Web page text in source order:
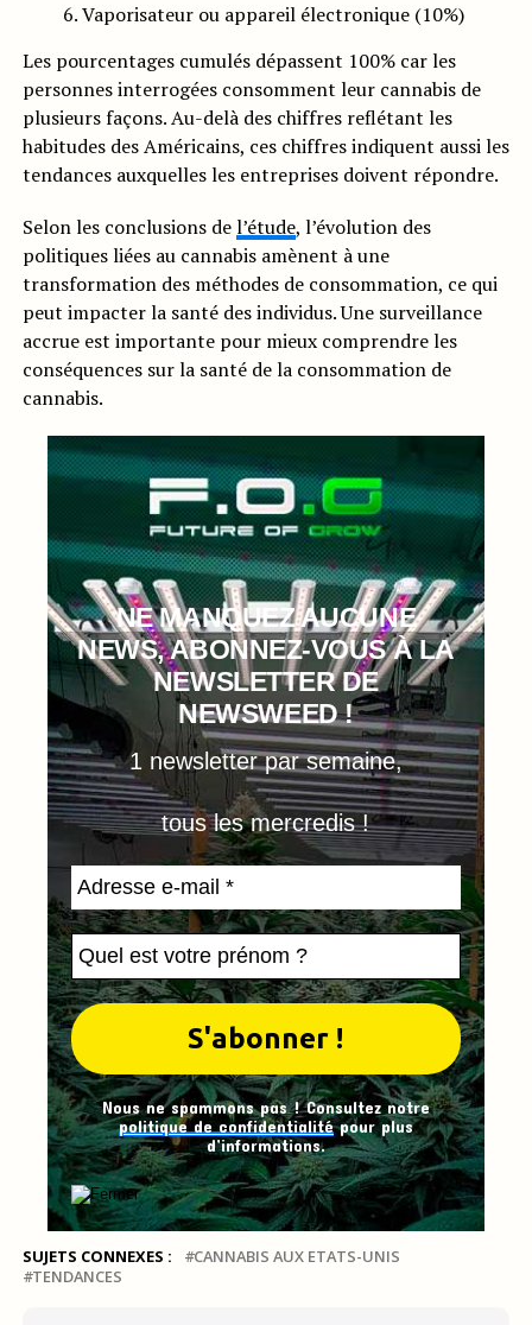
Vaporisateur ou appareil électronique (10%)
Les pourcentages cumulés dépassent 100% car les
personnes interrogées consomment leur cannabis de
plusieurs façons. Au-delà des chiffres reflétant les
habitudes des Américains, ces chiffres indiquent aussi les
tendances auxquelles les entreprises doivent répondre.
Selon les conclusions del’étude, l’évolution des
politiques liées au cannabis amènent à une
transformation des méthodes de consommation, ce qui
peut impacter la santé des individus. Une surveillance
accrue est importante pour mieux comprendre les
conséquences sur la santé de la consommation de
cannabis.
NE MANQUEZ AUCUNE
NEWS, ABONNEZ-VOUS À LA
NEWSLETTER DE
NEWSWEED !
1 newsletter par semaine,
tous les mercredis !
Nous ne spammons pas ! Consultez notre
politique de confidentialitépour plus
d’informations.
SUJETS CONNEXES :
CANNABIS AUX ETATS-UNIS
TENDANCES